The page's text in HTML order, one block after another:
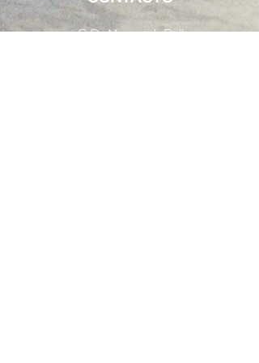
C.D. Mutegrab Roll